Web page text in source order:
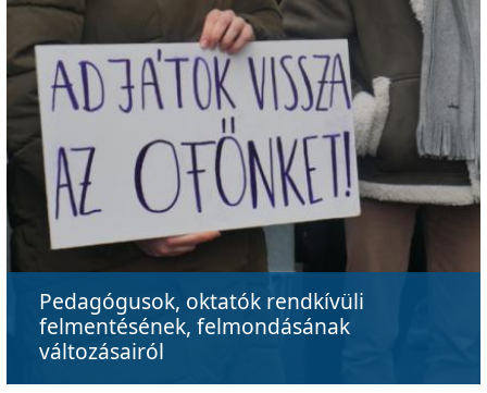
Pedagógusok, oktatók rendkívüli
felmentésének, felmondásának
változásairól